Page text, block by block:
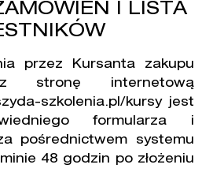
I LISTA
przez Kursanta zakupu
stronę internetową
szkolenia.pl/kursyjest
formularza i
pośrednictwem systemu
48 godzin po złożeniu